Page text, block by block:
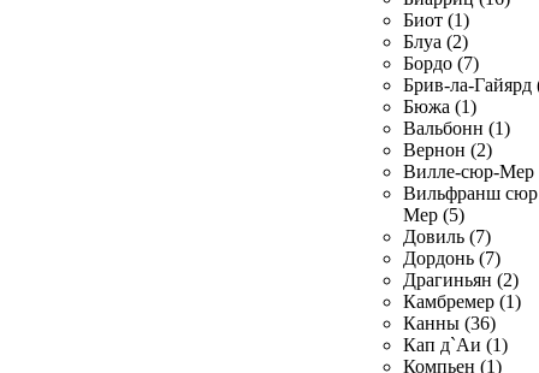
Биот (1)
Блуа (2)
Бордо (7)
Брив-ла-Гайярд
Бюжа (1)
Вальбонн (1)
Вернон (2)
Вилле-сюр-Мер
Вильфранш сюр
Мер (5)
Довиль (7)
Дордонь (7)
Драгиньян (2)
Камбремер (1)
Канны (36)
Кап д`Аи (1)
Компьен (1)